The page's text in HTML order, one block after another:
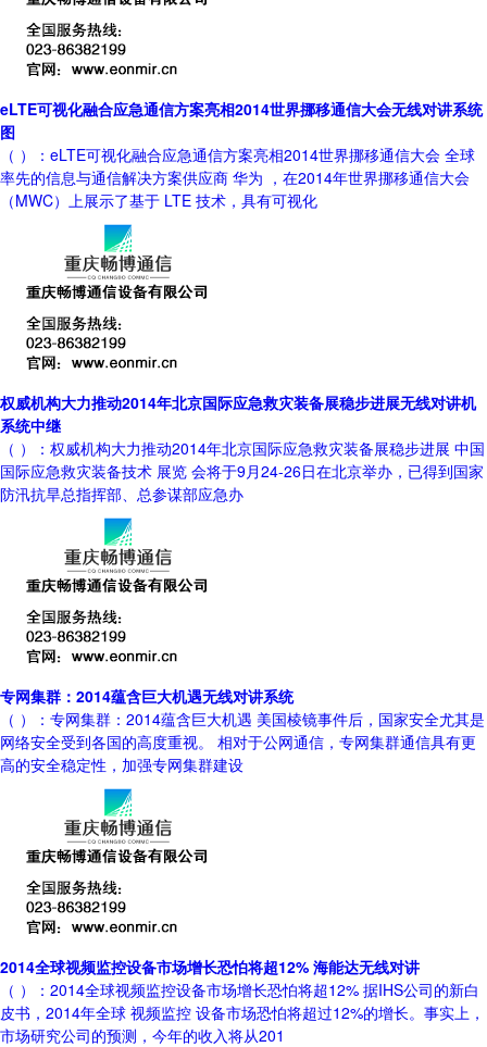
eLTE可视化融合应急通信方案亮相2014世界挪移通信大会无线对讲系统
图
（ ）：eLTE可视化融合应急通信方案亮相2014世界挪移通信大会 全球
率先的信息与通信解决方案供应商 华为 ，在2014年世界挪移通信大会
（MWC）上展示了基于 LTE 技术，具有可视化
权威机构大力推动2014年北京国际应急救灾装备展稳步进展无线对讲机
系统中继
（ ）：权威机构大力推动2014年北京国际应急救灾装备展稳步进展 中国
国际应急救灾装备技术 展览 会将于9月24-26日在北京举办，已得到国家
防汛抗旱总指挥部、总参谋部应急办
专网集群：2014蕴含巨大机遇无线对讲系统
（ ）：专网集群：2014蕴含巨大机遇 美国棱镜事件后，国家安全尤其是
网络安全受到各国的高度重视。 相对于公网通信，专网集群通信具有更
高的安全稳定性，加强专网集群建设
2014全球视频监控设备市场增长恐怕将超12% 海能达无线对讲
（ ）：2014全球视频监控设备市场增长恐怕将超12% 据IHS公司的新白
皮书，2014年全球 视频监控 设备市场恐怕将超过12%的增长。事实上，
市场研究公司的预测，今年的收入将从201